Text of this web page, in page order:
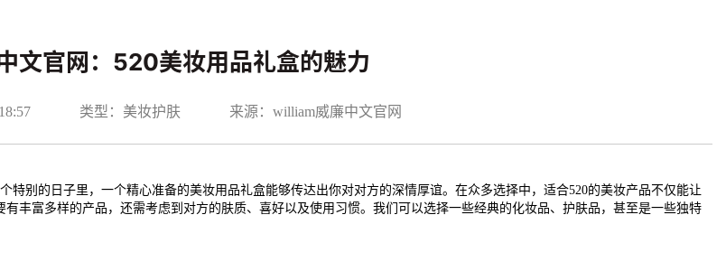
文官网：520美妆用品礼盒的魅力
类型：美妆护肤 来源：william威廉中文官网
别的日子里，一个精心准备的美妆用品礼盒能够传达出你对对方的深情厚谊。在众多选择中，适合520的美妆产品不仅能让
丰富多样的产品，还需考虑到对方的肤质、喜好以及使用习惯。我们可以选择一些经典的化妆品、护肤品，甚至是一些独特